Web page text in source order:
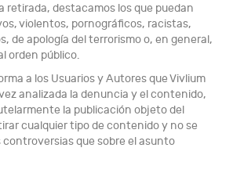
retirada, destacamos los que puedan
violentos, pornográficos, racistas,
de apología del terrorismo o, en general,
orden público.
a los Usuarios y Autores que Vivlium
analizada la denuncia y el contenido,
la publicación objeto del
cualquier tipo de contenido y no se
controversias que sobre el asunto